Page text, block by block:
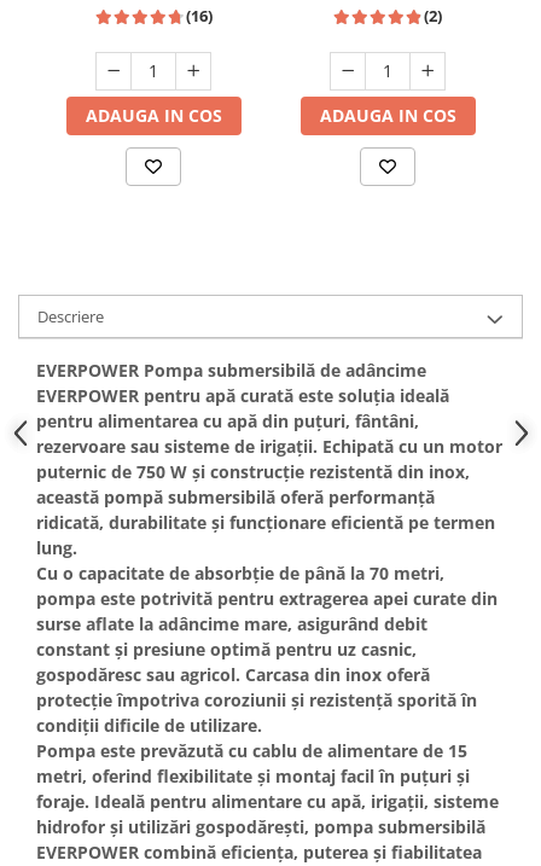
Hote bucatarie
Consumabile
Hota tavan
Hote cupolare
Hote decorative
Hote incorporabile
Masini de Spalat Rufe & Uscatoare
Accesorii masini de spalat &
uscatoare
Masini automate de spalat rufe
Masini de spalat rufe cu uscator
Masini de spalat rufe verticale
Uscatoare de rufe
Masini de spalat vase
Masini de spalat vase incorporabile
Masini de spalat vase
independente
Motoburghiu/Foreza pamant
Pachete Incorporabile
Pirostrii & Arzatoare
Plasa umbrire
Pompe de stropit
Radiatoare
(16)
ADAUGA IN COS
(2)
ADAUGA IN COS
Descriere
EVERPOWER Pompa submersibilă de adâncime
EVERPOWER pentru apă curată este soluția ideală
pentru alimentarea cu apă din puțuri, fântâni,
rezervoare sau sisteme de irigații. Echipată cu un motor
puternic de 750 W și construcție rezistentă din inox,
această pompă submersibilă oferă performanță
ridicată, durabilitate și funcționare eficientă pe termen
lung.
Cu o capacitate de absorbție de până la 70 metri,
pompa este potrivită pentru extragerea apei curate din
surse aflate la adâncime mare, asigurând debit
constant și presiune optimă pentru uz casnic,
gospodăresc sau agricol. Carcasa din inox oferă
protecție împotriva coroziunii și rezistență sporită în
condiții dificile de utilizare.
Pompa este prevăzută cu cablu de alimentare de 15
metri, oferind flexibilitate și montaj facil în puțuri și
foraje. Ideală pentru alimentare cu apă, irigații, sisteme
hidrofor și utilizări gospodărești, pompa submersibilă
EVERPOWER combină eficiența, puterea și fiabilitatea